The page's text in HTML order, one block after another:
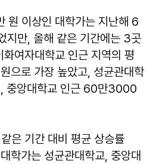
원 이상인 대학가는 지난해 6
지만, 올해 같은 기간에는 3곳
여자대학교 인근 지역의 평
으로 가장 높았고, 성균관대학
중앙대학교 인근 60만3000
은 기간 대비 평균 상승률
학가는 성균관대학교, 중앙대